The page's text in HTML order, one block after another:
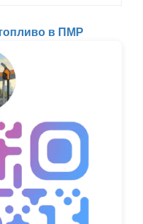
в ПМР